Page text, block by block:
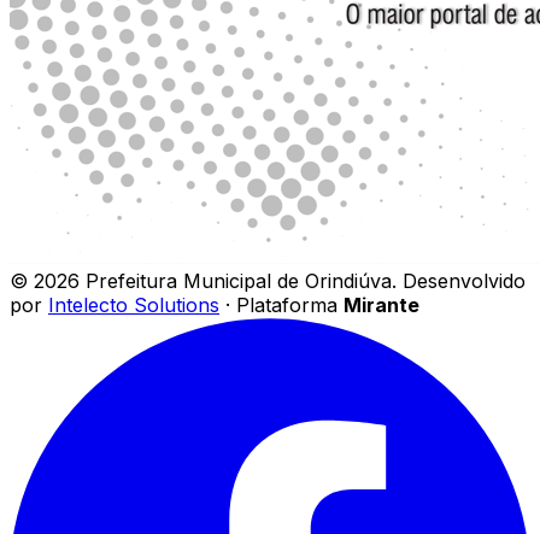
© 2026 Prefeitura Municipal de Orindiúva. Desenvolvido
por Intelecto Solutions · Plataforma Mirante